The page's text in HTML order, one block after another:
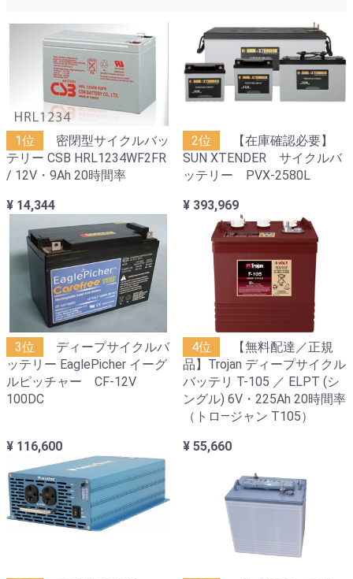
1位
密閉型サイクルバッ
テリー CSB HRL1234WF2FR
/ 12V・9Ah 20時間率
¥ 14,344
2位
【在庫確認必要】
SUN XTENDER サイクルバ
ッテリー PVX-2580L
¥ 393,969
3位
ディープサイクルバ
ッテリー EaglePicher イーグ
ルピッチャー CF-12V
100DC
¥ 116,600
4位
【無料配達／正規
品】Trojan ディープサイクル
バッテリ T-105 ／ ELPT (シ
ングル) 6V・225Ah 20時間率
（トロ―ジャン T105）
¥ 55,660